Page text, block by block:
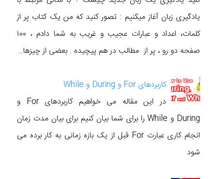
یادگیری زبان آغاز میکنیم : تصور کنید که من یک کتاب پر از
کلمات، اعداد و عبارات عجیب و غریب به شما دادم ، ۱۰۰
صفحه دو رو ، پر از مطالب در هم پیچیده . بعضی از چیزها…
کاربردهای For و During و While
در این مقاله می خواهیم کاربردهای For و
During و While را برای شما بیان کنیم برای بیان مدت زمان
انجام کاری عبارت For قبل از یک بازه زمانی به کار برده می
شود